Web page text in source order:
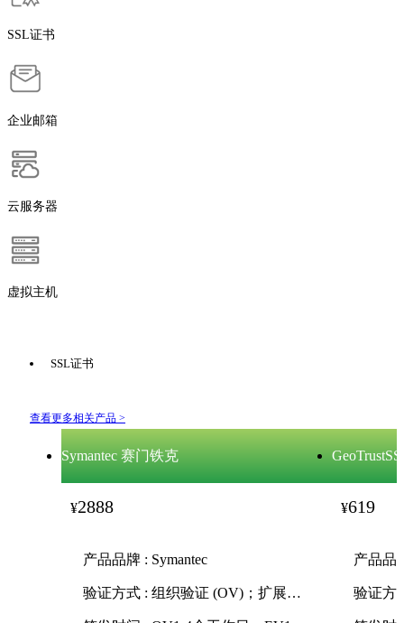
SSL证书
企业邮箱
云服务器
虚拟主机
SSL证书
Symantec 赛门铁克
¥2888
产品品牌 : Symantec
验证方式 : 组织验证 (OV)；扩展验证 (EV)
¥619
产品品
查看更多相关产品 >